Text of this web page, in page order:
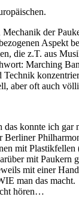
der
die z.T. aus
Marching
aber oft auch
konnte ich
Berliner
mit
mit Paukern
mit einer
man das macht.
hören…